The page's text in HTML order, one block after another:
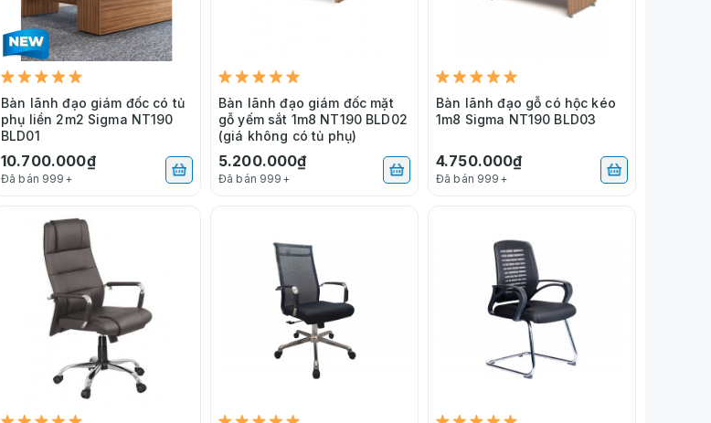
Bàn lãnh đạo giám đốc có tủ
phụ liền 2m2 Sigma NT190
BLD01
10.700.000₫
Đã bán 999+
Bàn lãnh đạo giám đốc mặt
gỗ yếm sắt 1m8 NT190 BLD02
(giá không có tủ phụ)
5.200.000₫
Đã bán 999+
Bàn lãnh đạo gỗ có hộc kéo
1m8 Sigma NT190 BLD03
4.750.000₫
Đã bán 999+